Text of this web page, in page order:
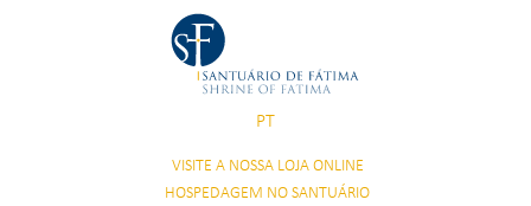
PT
VISITE A NOSSA LOJA ONLINE
HOSPEDAGEM NO SANTUÁRIO